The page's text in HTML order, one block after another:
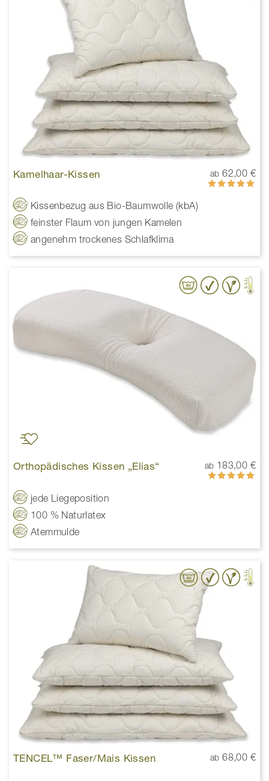
Kamelhaar-Kissen ab62,00 €
Bewertung:
100%
Kissenbezug aus Bio-Baumwolle (kbA)
feinster Flaum von jungen Kamelen
angenehm trockenes Schlafklima
Orthopädisches Kissen „Elias“ ab 183,00 €
Bewertung:
100%
jede Liegeposition
100 % Naturlatex
Atemmulde
TENCEL™ Faser/Mais Kissen ab68,00 €